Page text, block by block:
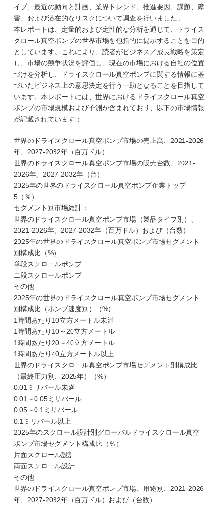
イプ、最近の動向と計画、業界トレンド、推進要因、課題、障
害、および潜在的なリスクについて調査を行いました。
本レポートは、定量的および定性的な分析を通じて、ドライス
クロール真空ポンプの世界市場を包括的に提示することを目的
としています。これにより、読者がビジネス／成長戦略を策定
し、市場の競争状況を評価し、現在の市場における自社の位置
づけを分析し、ドライスクロール真空ポンプに関する情報に基
づいたビジネス上の意思決定を行う一助となることを目指して
います。本レポートには、世界におけるドライスクロール真空
ポンプの市場規模および予測が含まれており、以下の市場情報
が記載されています：
世界のドライスクロール真空ポンプ市場の売上高、2021-2026
年、2027-2032年（百万ドル）
世界のドライスクロール真空ポンプ市場の販売台数、2021-
2026年、2027-2032年（台）
2025年の世界のドライスクロール真空ポンプ企業トップ
5（％）
セグメント別市場総計：
世界のドライスクロール真空ポンプ市場（製品タイプ別）、
2021-2026年、2027-2032年（百万ドル）および（台数）
2025年の世界のドライスクロール真空ポンプ市場セグメント
別構成比（%）
単段スクロールポンプ
二段スクロールポンプ
その他
2025年の世界のドライスクロール真空ポンプ市場セグメント
別構成比（ポンプ速度別）（%）
1時間あたり10立方メートル未満
1時間あたり10～20立方メートル
1時間あたり20～40立方メートル
1時間あたり40立方メートル以上
世界のドライスクロール真空ポンプ市場セグメント別構成比
（最終圧力別、2025年）（%）
0.01ミリバール未満
0.01～0.05ミリバール
0.05～0.1ミリバール
0.1ミリバール以上
2025年のスクロール設計別グローバルドライスクロール真空
ポンプ市場セグメント構成比（％）
片面スクロール設計
両面スクロール設計
その他
世界のドライスクロール真空ポンプ市場、用途別、2021-2026
年、2027-2032年（百万ドル）および（台数）